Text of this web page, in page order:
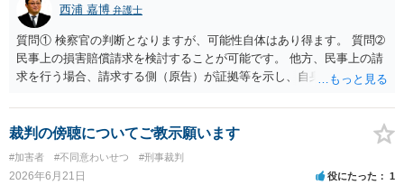
西浦 嘉博 弁護士
質問① 検察官の判断となりますが、可能性自体はあり得ます。 質問➁
民事上の損害賠償請求を検討することが可能です。 他方、民事上の請
求を行う場合、請求する側（原告）が証拠等を示し、自身の請求権を
（経緯はともかくとして供述が二転三転している形になりますので）
供述の信用性が低下することが見込まれます。 より詳細についてお聞
きになりたい場合、お子さん同伴で最寄りの法律事務所で相談を行う
ことを検討ください。
裁判の傍聴についてご教示願います
#加害者 #不同意わいせつ #刑事裁判
2026年6月21日 役にたった 1